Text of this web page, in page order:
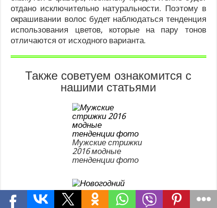
отдано исключительно натуральности. Поэтому в
окрашивании волос будет наблюдаться тенденция
использования цветов, которые на пару тонов
отличаются от исходного варианта.
Также советуем ознакомится с
нашими статьями
Мужские стрижки
2016 модные
тенденции фото